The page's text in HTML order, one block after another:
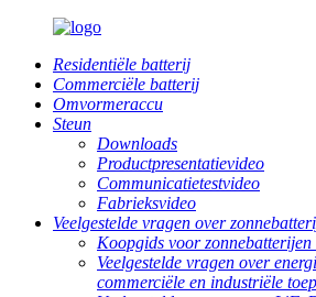
Residentiële batterij
Commerciële batterij
Omvormeraccu
Steun
Downloads
Productpresentatievideo
Communicatietestvideo
Fabrieksvideo
Veelgestelde vragen over
Koopgids voor zonnebatterijen
Veelgestelde vragen over
commerciële en industriële